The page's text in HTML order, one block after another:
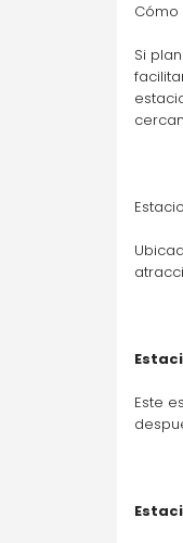
47
81
Cómo
Si
Este